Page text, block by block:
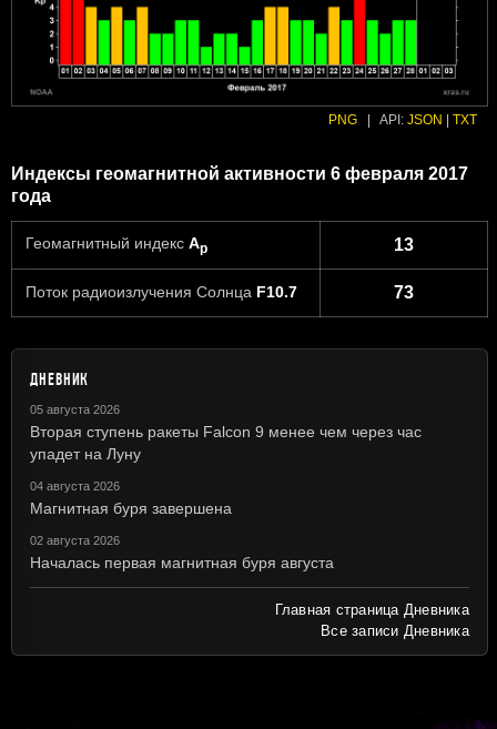
PNG API: JSON TXT
Индексы геомагнитной активности 6 февраля 2017
года
Геомагнитный индекс Ap 13
Поток радиоизлучения Солнца F10.7 73
ДНЕВНИК
05 августа 2026
Вторая ступень ракеты Falcon 9 менее чем через час
упадет на Луну
04 августа 2026
Магнитная буря завершена
02 августа 2026
Началась первая магнитная буря августа
Главная страница Дневника
Все записи Дневника